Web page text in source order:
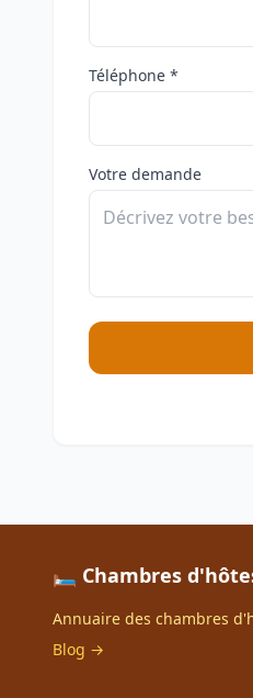
Téléphone *
Votre demande
🛏️ Chambres
Annuaire des chambres
Blog →